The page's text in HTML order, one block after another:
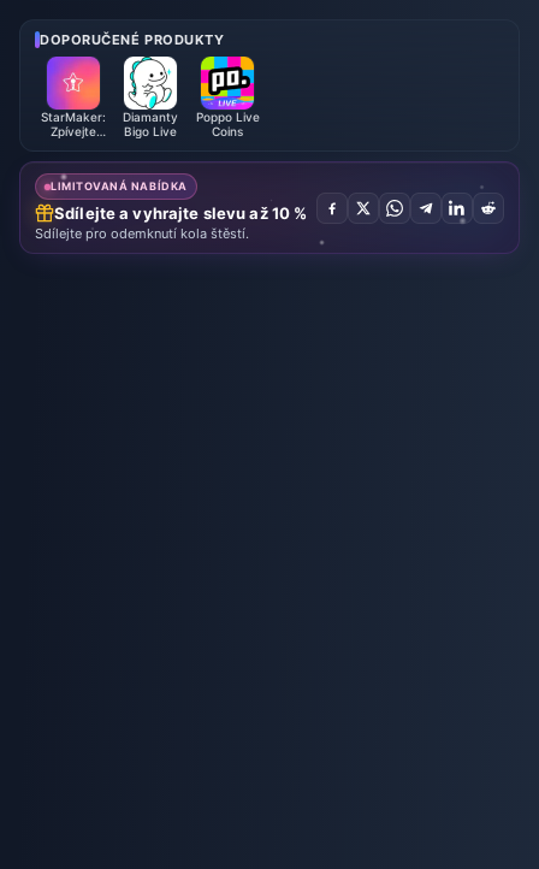
í seznam, měna a priorita
DOPORUČENÉ PRODUKTY
StarMaker:
Zpívejte
mince
Diamanty
Bigo Live
Poppo Live
Coins
LIMITOVANÁ NABÍDKA
Sdílejte a vyhrajte slevu až 10 %
Sdílejte pro odemknutí kola štěstí.